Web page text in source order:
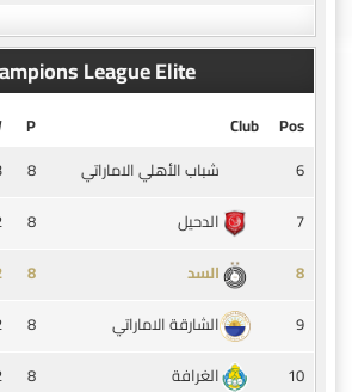
League Elite
Pos
Club
P
6
شباب الأهلي الاماراتي 8
7
الدحيل 8
8
السد 8
9
الشارقة الاماراتي 8
10
الغرافة 8